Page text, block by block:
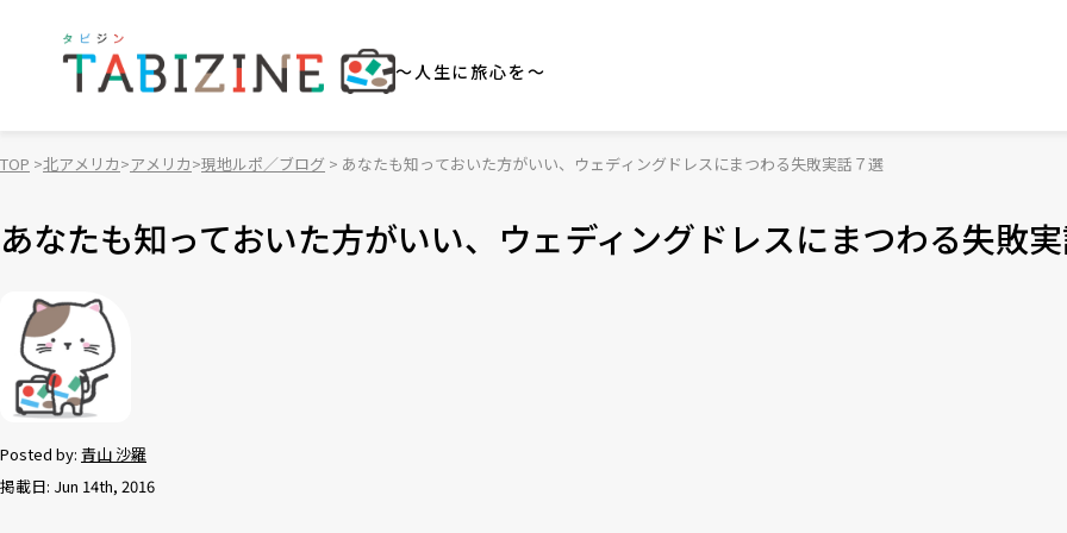
～人生に旅心を～
TOP 北アメリカ アメリカ 現地ルポ／ブログ あなたも知っておいた方がいい、ウェディングドレスにまつわる失敗実話７選
あなたも知っておいた方がいい、ウェディングドレスにまつわる失敗
Posted by: 青山 沙羅
掲載日: Jun 14th, 2016